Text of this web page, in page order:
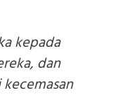
kepada
dan